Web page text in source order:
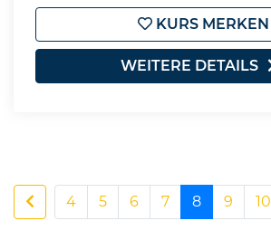
KURS MERKEN
WEITERE DETAILS
4 5 6 7 8 9 10